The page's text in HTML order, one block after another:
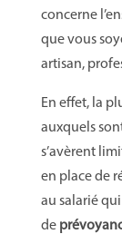
concerne
que vous
artisan,
En effet, la
auxquels
s’avèrent
en place de
au salarié
de